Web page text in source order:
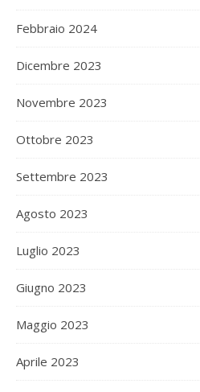
Febbraio 2024
Dicembre 2023
Novembre 2023
Ottobre 2023
Settembre 2023
Agosto 2023
Luglio 2023
Giugno 2023
Maggio 2023
Aprile 2023